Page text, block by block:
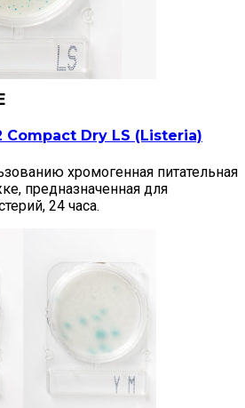
Compact Dry LS (Listeria)
хромогенная питательная
предназначенная для
24 часа.